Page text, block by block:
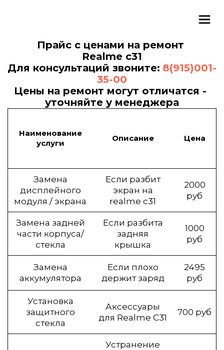
Прайс с ценами на ремонт
Realme c31
Для консультаций звоните: 8(915)001-
35-00
Цены на ремонт могут отличатся -
уточняйте у менеджера
Наименование
услуги
Описание Цена
Замена
дисплейного
модуля / экрана
Если разбит
экран на
realme c31
2000
руб
Замена задней
части корпуса/
стекла
Если разбита
задняя
крышка
1000
руб
Замена
аккумулятора
Если плохо
держит заряд
2495
руб
Установка
защитного
стекла
Аксессуары
для Realme C31
700 руб
Устранение